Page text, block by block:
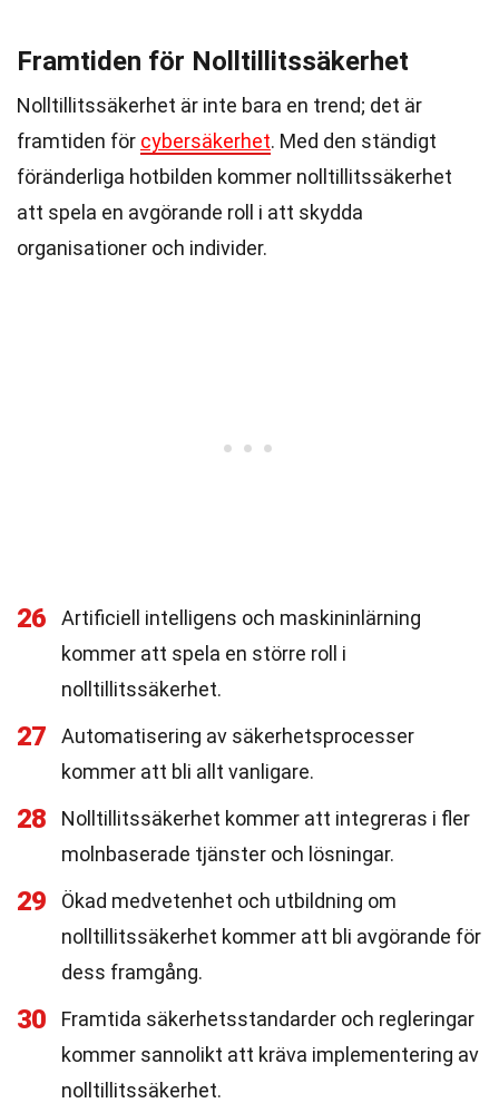
Framtiden för Nolltillitssäkerhet
Nolltillitssäkerhet är inte bara en trend; det är
framtiden för cybersäkerhet. Med den ständigt
föränderliga hotbilden kommer nolltillitssäkerhet
att spela en avgörande roll i att skydda
organisationer och individer.
26
Artificiell intelligens och maskininlärning
kommer att spela en större roll i
nolltillitssäkerhet.
27
Automatisering av säkerhetsprocesser
kommer att bli allt vanligare.
28
Nolltillitssäkerhet kommer att integreras i fler
molnbaserade tjänster och lösningar.
29
Ökad medvetenhet och utbildning om
nolltillitssäkerhet kommer att bli avgörande för
dess framgång.
30
Framtida säkerhetsstandarder och regleringar
kommer sannolikt att kräva implementering av
nolltillitssäkerhet.